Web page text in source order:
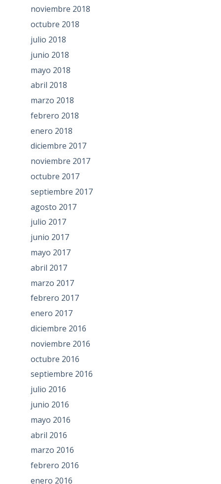
noviembre 2018
octubre 2018
julio 2018
junio 2018
mayo 2018
abril 2018
marzo 2018
febrero 2018
enero 2018
diciembre 2017
noviembre 2017
octubre 2017
septiembre 2017
agosto 2017
julio 2017
junio 2017
mayo 2017
abril 2017
marzo 2017
febrero 2017
enero 2017
diciembre 2016
noviembre 2016
octubre 2016
septiembre 2016
julio 2016
junio 2016
mayo 2016
abril 2016
marzo 2016
febrero 2016
enero 2016